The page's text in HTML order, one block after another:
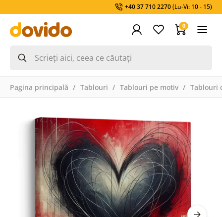
+40 37 710 2270(Lu-Vi: 10 - 15)
0
Pagina principală Tablouri Tablouri pe motiv Tablouri